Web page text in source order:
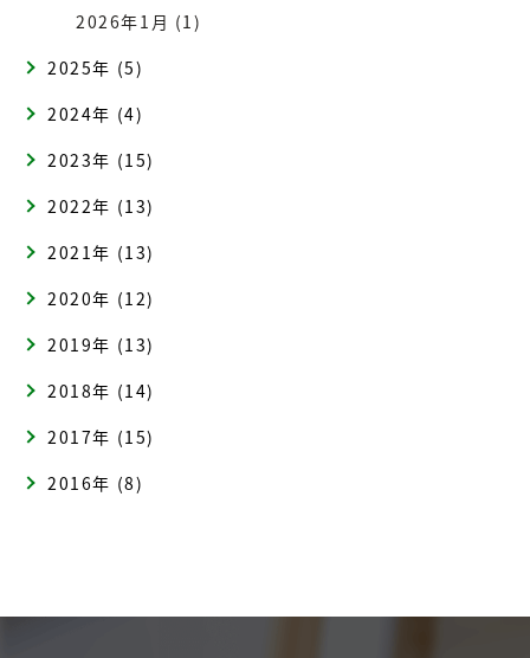
2026年1月 (1)
2025年 (5)
2024年 (4)
2023年 (15)
2022年 (13)
2021年 (13)
2020年 (12)
2019年 (13)
2018年 (14)
2017年 (15)
2016年 (8)